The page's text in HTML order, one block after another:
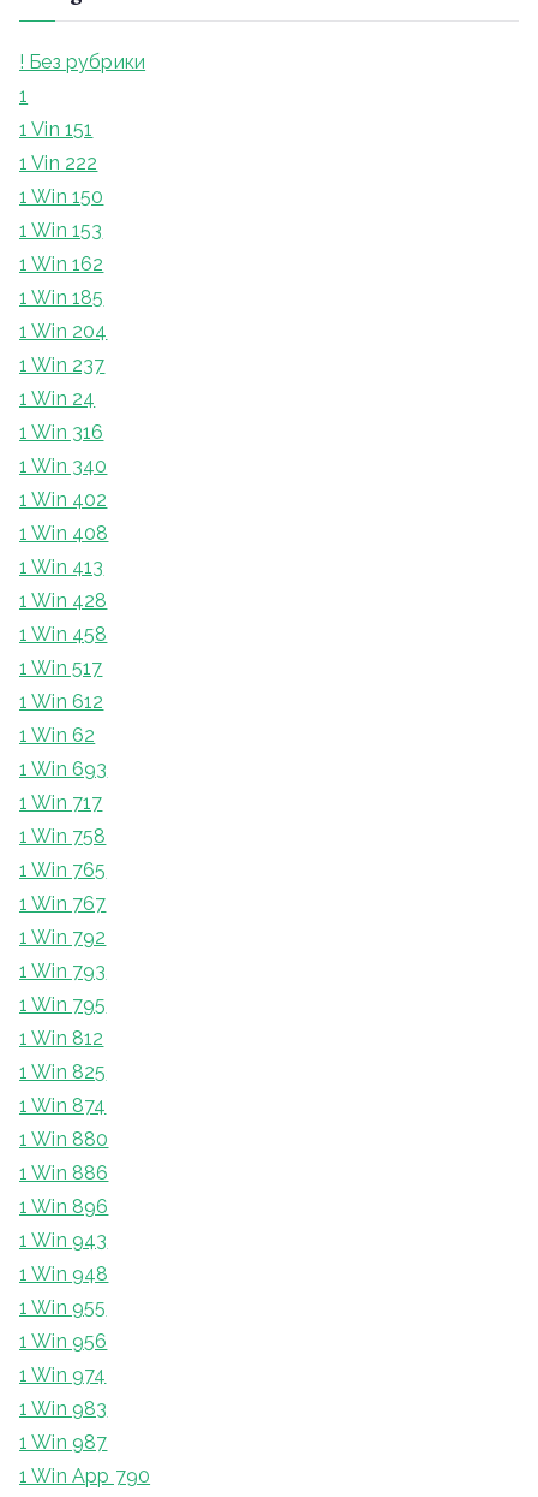
! Без рубрики
1
1 Vin 151
1 Vin 222
1 Win 150
1 Win 153
1 Win 162
1 Win 185
1 Win 204
1 Win 237
1 Win 24
1 Win 316
1 Win 340
1 Win 402
1 Win 408
1 Win 413
1 Win 428
1 Win 458
1 Win 517
1 Win 612
1 Win 62
1 Win 693
1 Win 717
1 Win 758
1 Win 765
1 Win 767
1 Win 792
1 Win 793
1 Win 795
1 Win 812
1 Win 825
1 Win 874
1 Win 880
1 Win 886
1 Win 896
1 Win 943
1 Win 948
1 Win 955
1 Win 956
1 Win 974
1 Win 983
1 Win 987
1 Win App 790